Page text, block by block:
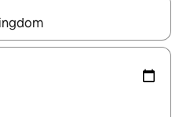
utilisez les flèches vers le